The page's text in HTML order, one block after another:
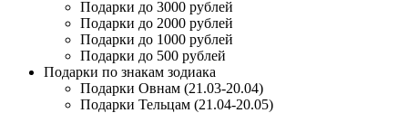
Подарки до 3000 рублей
Подарки до 2000 рублей
Подарки до 1000 рублей
Подарки до 500 рублей
Подарки по знакам зодиака
Подарки Овнам (21.03-20.04)
Подарки Тельцам (21.04-20.05)